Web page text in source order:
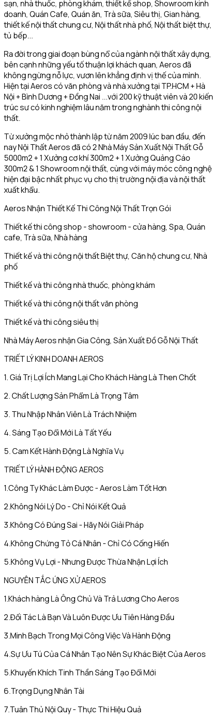
sạn, nhà thuốc, phòng khám, thiết kế shop, Showroom kinh
doanh, Quán Cafe, Quán ăn, Trà sữa, Siêu thị, Gian hàng,
thiết kế nội thất chung cư, Nội thất nhà phố, Nội thất biệt thự,
tủ bếp...
Ra đời trong giai đoạn bùng nổ của ngành nội thất xây dựng,
bên cạnh những yếu tố thuận lợi khách quan, Aeros đã
không ngừng nỗ lực, vươn lên khẳng định vị thế của mình.
Hiện tại Aeros có văn phòng và nhà xưởng tại TP.HCM + Hà
Nội + Bình Dương + Đồng Nai ...với 200 kỹ thuật viên và 20 kiến
trúc sư có kinh nghiệm lâu năm trong nghành thi công nội
thất.
Từ xưởng mộc nhỏ thành lập từ năm 2009 lúc ban đầu, đến
nay Nội Thất Aeros đã có 2 Nhà Máy Sản Xuất Nội Thất Gỗ
5000m2 + 1 Xưởng cơ khí 300m2 + 1 Xưởng Quảng Cáo
300m2 & 1 Showroom nội thất, cùng với máy móc công nghệ
hiện đại bậc nhất phục vụ cho thị trường nội địa và nội thất
xuất khẩu.
Aeros Nhận Thiết Kế Thi Công Nội Thất Trọn Gói
Thiết kế thi công shop - showroom - cửa hàng, Spa, Quán
cafe, Trà sữa, Nhà hàng
Thiết kế và thi công nội thất Biệt thự, Căn hộ chung cư, Nhà
phố
Thiết kế và thi công nhà thuốc, phòng khám
Thiết kế và thi công nội thất văn phòng
Thiết kế và thi công siêu thị
Nhà Máy Aeros nhận Gia Công, Sản Xuất Đồ Gỗ Nội Thất
TRIẾT LÝ KINH DOANH AEROS
1. Giá Trị Lợi Ích Mang Lại Cho Khách Hàng Là Then Chốt
2. Chất Lượng Sản Phẩm Là Trọng Tâm
3. Thu Nhập Nhân Viên Là Trách Nhiệm
4. Sáng Tạo Đổi Mới Là Tất Yếu
5. Cam Kết Hành Động Là Nghĩa Vụ
TRIẾT LÝ HÀNH ĐỘNG AEROS
1.Công Ty Khác Làm Được - Aeros Làm Tốt Hơn
2.Không Nói Lý Do - Chỉ Nói Kết Quả
3.Không Có Đúng Sai - Hãy Nói Giải Pháp
4.Không Chứng Tỏ Cá Nhân - Chỉ Có Cống Hiến
5.Không Vụ Lợi - Nhưng Được Thừa Nhận Lợi Ích
NGUYÊN TẮC ỨNG XỬ AEROS
1.Khách hàng Là Ông Chủ Và Trả Lương Cho Aeros
2.Đối Tác Là Bạn Và Luôn Được Ưu Tiên Hàng Đầu
3.Minh Bạch Trong Mọi Công Việc Và Hành Động
4.Sự Ưu Tú Của Cá Nhân Tạo Nên Sự Khác Biệt Của Aeros
5.Khuyến Khích Tinh Thần Sáng Tạo Đổi Mới
6.Trọng Dụng Nhân Tài
7.Tuân Thủ Nội Quy - Thực Thi Hiệu Quả